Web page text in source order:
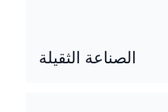
الصناعة الثقيلة